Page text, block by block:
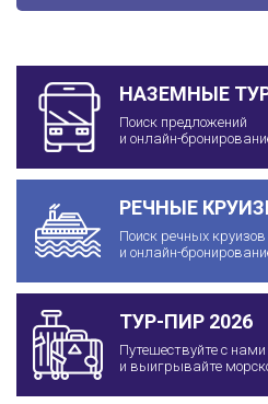
НАЗЕМНЫЕ
Поиск предложений
и онлайн-
РЕЧНЫЕ
Поиск речных круизов
и онлайн-
ТУР-ПИР 2026
Путешествуйте с нами
и выигрывайте